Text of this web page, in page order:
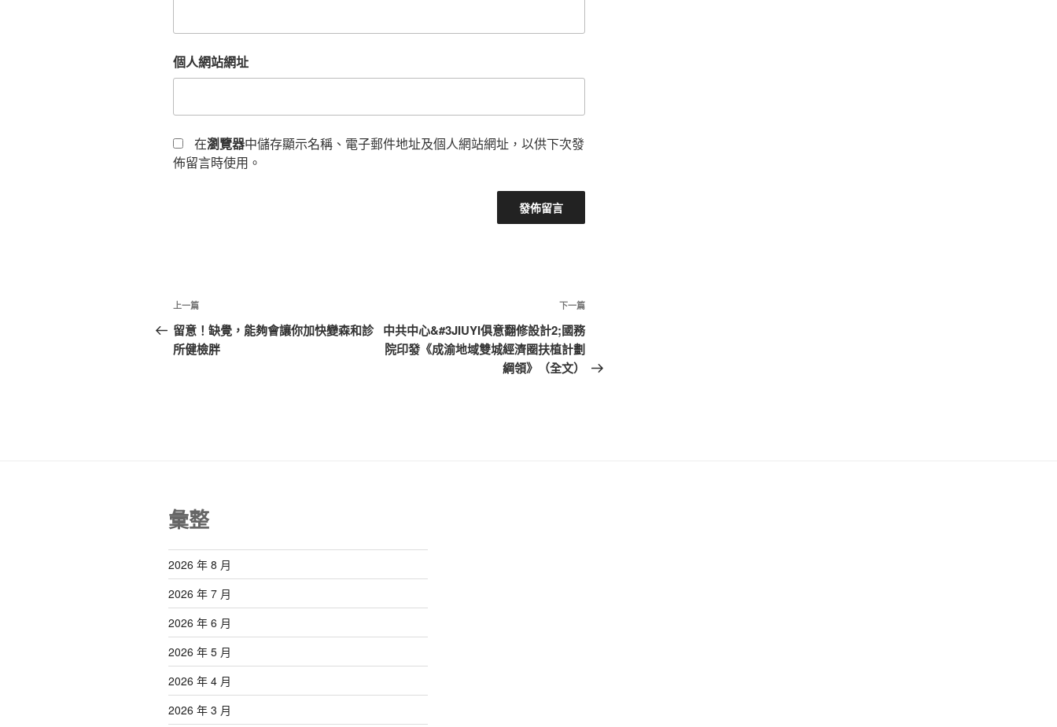
個人網站網址
在瀏覽器中儲存顯示名稱、電子郵件地址及個人網站網址，以供下次發
佈留言時使用。
文
章
導
上
一
篇
上一篇
留意！缺覺，能夠會讓你加快變森和診
所健檢胖
下
一
篇
文
下一篇
中共中心&#3JIUYI俱意翻修設計2;國務
院印發《成渝地域雙城經濟圈扶植計劃
綱領》（全文）
彙整
2026 年 8 月
2026 年 7 月
2026 年 6 月
2026 年 5 月
2026 年 4 月
2026 年 3 月